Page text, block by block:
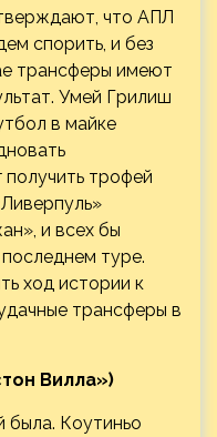
что АПЛ
спорить, и без
трансферы имеют
Умей Грилиш
в майке
трофей
и всех бы
туре.
ход истории к
трансферы в
Вилла»)
была. Коутиньо